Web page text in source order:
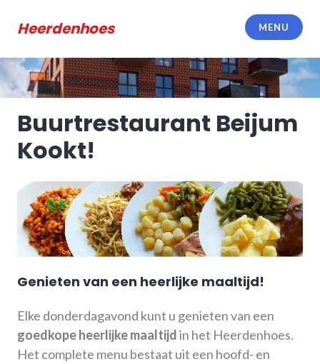
naar
inhoud
Heerdenhoes MENU
Buurtrestaurant Beijum
Kookt!
Genieten van een heerlijke maaltijd!
Elke donderdagavond kunt u genieten van een
goedkope heerlijke maaltijdin het Heerdenhoes.
Het complete menu bestaat uit een hoofd- en